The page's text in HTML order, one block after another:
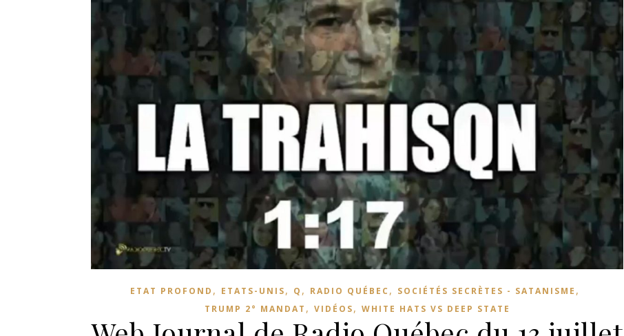
ETAT PROFOND , ETATS-UNIS, Q , RADIO QUÉBEC , SOCIÉTÉS SECRÈTES - SATANISME ,
TRUMP 2° MANDAT , VIDÉOS, WHITE HATS VS DEEP STATE